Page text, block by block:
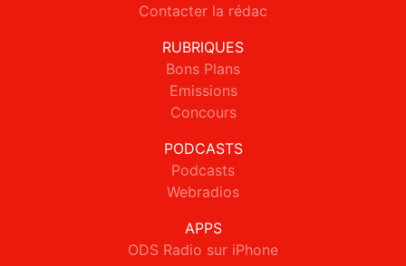
Contacter la rédac
RUBRIQUES
Bons Plans
Emissions
Concours
PODCASTS
Podcasts
Webradios
APPS
ODS Radio sur iPhone